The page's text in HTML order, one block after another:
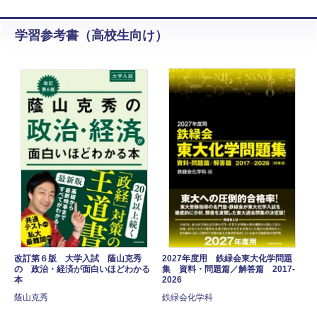
学習参考書（高校生向け）
改訂第６版 大学入試 蔭山克秀
の 政治・経済が面白いほどわかる
本
蔭山克秀
2027年度用 鉄緑会東大化学問題
集 資料・問題篇／解答篇 2017-
2026
鉄緑会化学科